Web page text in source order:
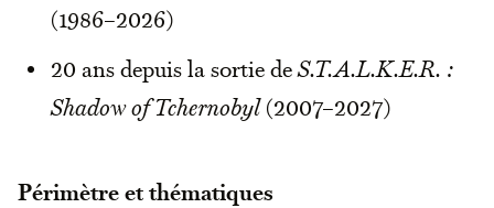
(1986–2026)
20 ans depuis la sortie deS.T.A.L.K.E.R. :
Shadow of Tchernobyl(2007–2027)
Périmètre et thématiques